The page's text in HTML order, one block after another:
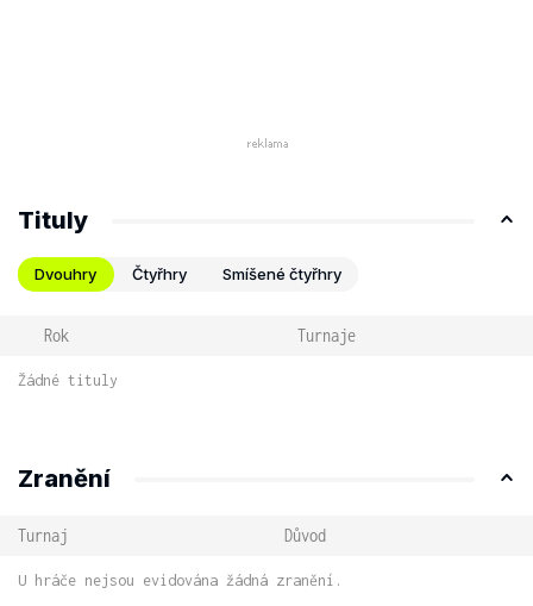
Tituly
Dvouhry Čtyřhry Smíšené čtyřhry
Rok Turnaje
Žádné tituly
Zranění
Turnaj Důvod
U hráče nejsou evidována žádná zranění.